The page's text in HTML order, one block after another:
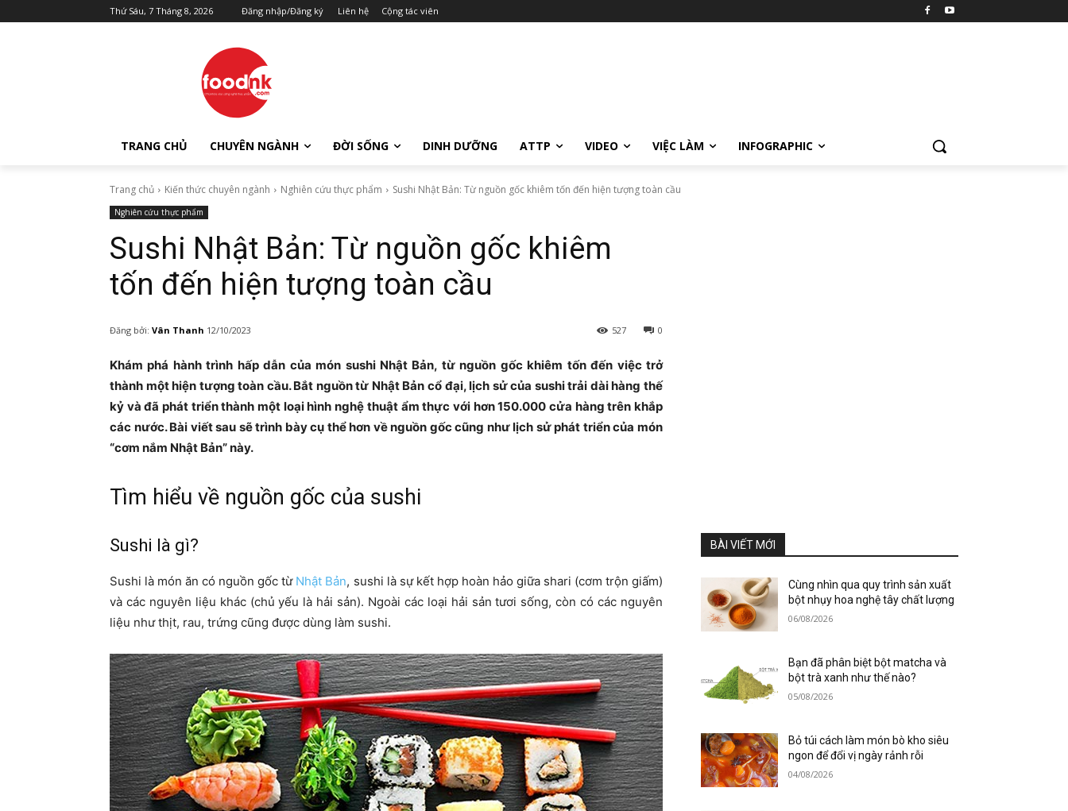
Thứ Sáu, 7 Tháng 8, 2026 Đăng nhập/Đăng ký Liên hệ Cộng tác viên
TRANG CHỦ CHUYÊN NGÀNH ĐỜI SỐNG DINH DƯỠNG ATTP VIDEO VIỆC LÀM INFOGRAPHIC
Trang chủ Kiến thức chuyên ngành Nghiên cứu thực phẩm Sushi Nhật Bản: Từ nguồn gốc khiêm tốn đến hiện tượng toàn cầu
Nghiên cứu thực phẩm
Sushi Nhật Bản: Từ nguồn gốc khiêm
tốn đến hiện tượng toàn cầu
Đăng bởi: Vân Thanh 12/10/2023 0
527
Khám phá hành trình hấp dẫn của món sushi Nhật Bản, từ nguồn gốc khiêm tốn đến việc trở
thành một hiện tượng toàn cầu. Bắt nguồn từ Nhật Bản cổ đại, lịch sử của sushi trải dài hàng thế
kỷ và đã phát triển thành một loại hình nghệ thuật ẩm thực với hơn 150.000 cửa hàng trên khắp
các nước. Bài viết sau sẽ trình bày cụ thể hơn về nguồn gốc cũng như lịch sử phát triển của món
“cơm nắm Nhật Bản” này.
Tìm hiểu về nguồn gốc của sushi
Sushi là gì?
Sushi là món ăn có nguồn gốc từ Nhật Bản, sushi là sự kết hợp hoàn hảo giữa shari (cơm trộn giấm)
và các nguyên liệu khác (chủ yếu là hải sản). Ngoài các loại hải sản tươi sống, còn có các nguyên
liệu như thịt, rau, trứng cũng được dùng làm sushi.
BÀI VIẾT MỚI
Cùng nhìn qua quy trình sản xuất
bột nhụy hoa nghệ tây chất lượng
06/08/2026
Bạn đã phân biệt bột matcha và
bột trà xanh như thế nào?
05/08/2026
Bỏ túi cách làm món bò kho siêu
ngon để đổi vị ngày rảnh rỗi
04/08/2026